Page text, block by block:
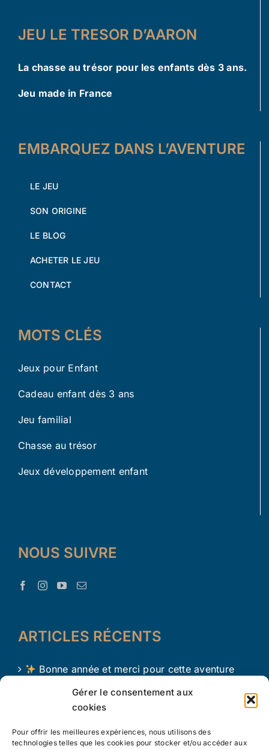
Gérer le consentement aux
cookies
Pour offrir les meilleures expériences, nous utilisons des
technologies telles que les cookies pour stocker et/ou accéder aux
JEU LE TRESOR D’AARON
La chasse au trésor pour les enfants dès 3 ans.
Jeu made in France
EMBARQUEZ DANS L’AVENTURE
LE JEU
SON ORIGINE
LE BLOG
ACHETER LE JEU
CONTACT
MOTS CLÉS
Jeux pour Enfant
Cadeau enfant dès 3 ans
Jeu familial
Chasse au trésor
Jeux développement enfant
NOUS SUIVRE
ARTICLES RÉCENTS
Bonne année et merci pour cette aventure
avec Le Trésor d’Aaron !
Le Trésor d Aaron en 2024 !
L’apprentissage par le jeu chez les tout petits